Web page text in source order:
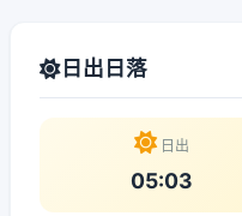
日出日落
日出
05:03